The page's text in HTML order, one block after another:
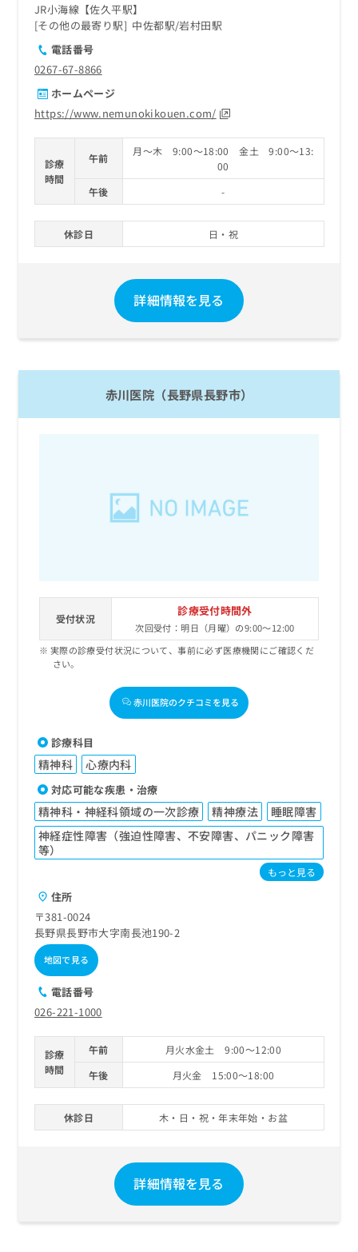
JR小海線【佐久平駅】
その他の最寄り駅
中佐都駅 岩村田駅
電話番号
0267-67-8866
ホームページ
https://www.nemunokikouen.com/
診療
時間
午前
月～木 9:00～18:00 金土 9:00～13:
00
午後
-
休診日 日・祝
詳細情報を見る
赤川医院（長野県長野市）
受付状況
診療受付時間外
次回受付：明日（月曜）の9:00～12:00
実際の診療受付状況について、事前に必ず医療機関にご確認くだ
さい。
赤川医院のクチコミを見る
診療科目
精神科 心療内科
対応可能な疾患・治療
精神科・神経科領域の一次診療 精神療法
睡眠障害
神経症性障害（強迫性障害、不安障害、パニック障害
等）
もっと見る
住所
〒381-0024
長野県長野市大字南長池190-2
地図で見る
電話番号
026-221-1000
診療
時間
午前
月火水金土 9:00～12:00
午後
月火金 15:00～18:00
休診日 木・日・祝・年末年始・お盆
詳細情報を見る